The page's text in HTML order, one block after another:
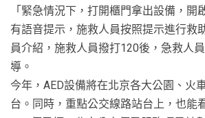
「緊急情況下，打開櫃門拿出設備，開
有語音提示，施救人員按照提示進行救
員介紹，施救人員撥打120後，急救人
導。
今年，AED設備將在北京各大公園、火
台。同時，重點公交線路站台上，也能